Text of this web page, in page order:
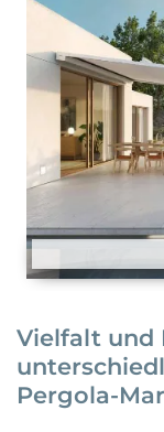
Vielfalt und
Pergola-